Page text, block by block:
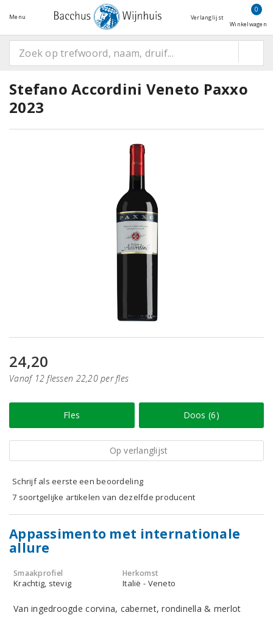
Menu Verlanglijst
0
Winkelwagen
Stefano Accordini Veneto Paxxo
2023
24,20
Vanaf 12 flessen 22,20 per fles
Fles Doos (6)
Op verlanglijst
Schrijf als eerste een beoordeling
7 soortgelijke artikelen van dezelfde producent
Appassimento met internationale
allure
Smaakprofiel
Krachtig, stevig
Herkomst
Italië - Veneto
Van ingedroogde corvina, cabernet, rondinella & merlot